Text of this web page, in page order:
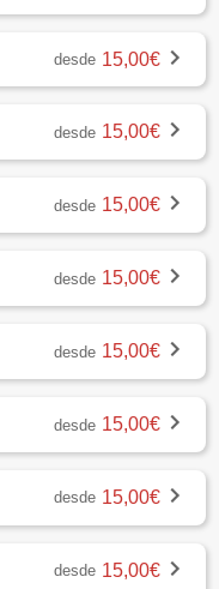
desde 15,00€
desde 15,00€
desde 15,00€
desde 15,00€
desde 15,00€
desde 15,00€
desde 15,00€
desde 15,00€